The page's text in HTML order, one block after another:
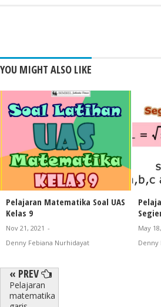
YOU MIGHT ALSO LIKE
Pelajaran Matematika Soal UAS
Kelas 9
Nov 21, 2021 -
Denny Febiana Nurhidayat
May
Denny
« PREV
Pelajaran
matematika